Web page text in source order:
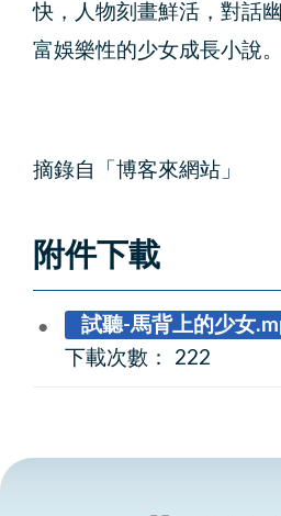
快，人物刻畫鮮活，對話
富娛樂性的少女成長小說。
摘錄自「博客來網站」
附件下載
試聽-馬背上的少女
下載次數： 222